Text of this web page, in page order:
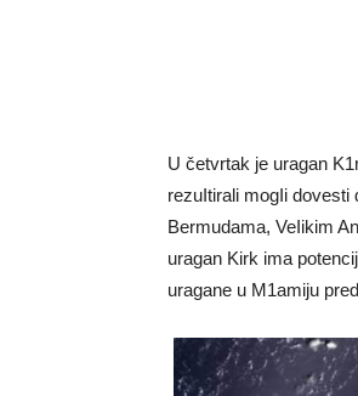
U četvrtak je uragan
rezuItirali mogIi dovesti
Bermudama, VeIikim
uragan Kirk ima
uragane u M1amiju